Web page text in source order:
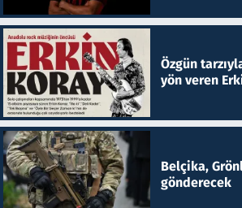
Özgün
yön veren
Belçika,
gönderecek